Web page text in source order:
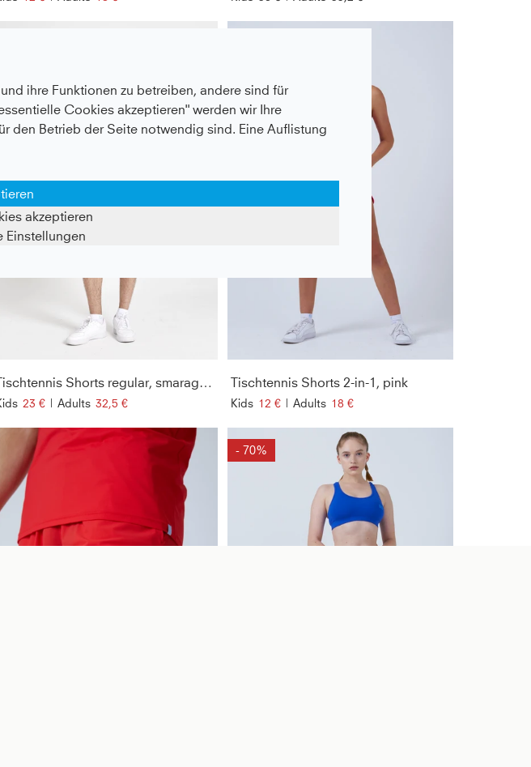
Tischtennis Shorts regular, smaragd grün
23 € | Adults 32,5 €
Tischtennis Shorts 2-in-1, pink
Kids 12 € | Adults 18 €
- 70%
ihre Funktionen zu betreiben, andere sind für
Cookies akzeptieren" werden wir Ihre
den Betrieb der Seite notwendig sind. Eine Auflistung
akzeptieren
Einstellungen